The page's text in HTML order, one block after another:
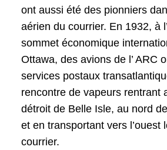
ont aussi été des pionniers
aérien du courrier. En 1932, à
sommet économique
Ottawa, des avions de l’ ARC
services postaux
rencontre de vapeurs rentrant
détroit de Belle Isle, au nord
et en transportant vers l’ouest
courrier.